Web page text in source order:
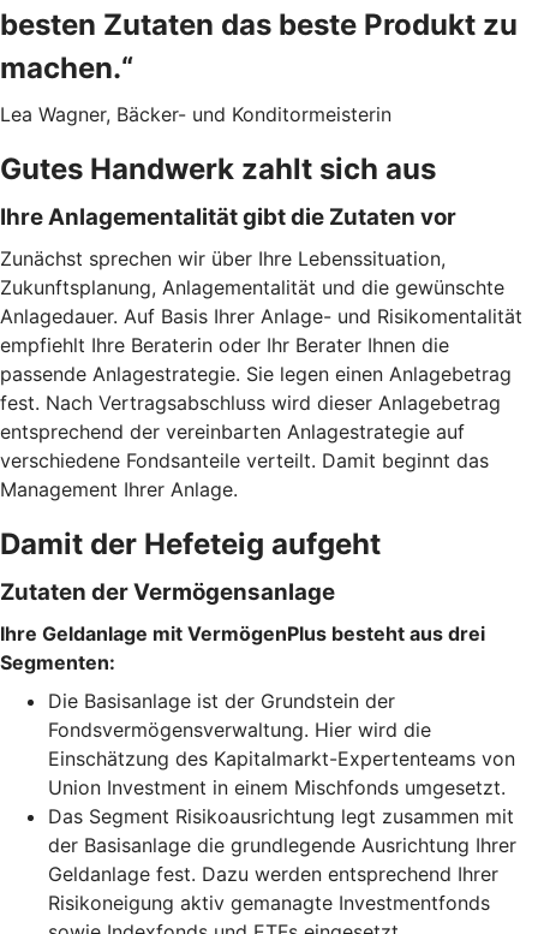
besten Zutaten das beste Produkt zu
machen.“
Lea Wagner, Bäcker- und Konditormeisterin
Gutes Handwerk zahlt sich aus
Ihre Anlagementalität gibt die Zutaten vor
Zunächst sprechen wir über Ihre Lebenssituation,
Zukunftsplanung, Anlagementalität und die gewünschte
Anlagedauer. Auf Basis Ihrer Anlage- und Risikomentalität
empfiehlt Ihre Beraterin oder Ihr Berater Ihnen die
passende Anlagestrategie. Sie legen einen Anlagebetrag
fest. Nach Vertragsabschluss wird dieser Anlagebetrag
entsprechend der vereinbarten Anlagestrategie auf
verschiedene Fondsanteile verteilt. Damit beginnt das
Management Ihrer Anlage.
Damit der Hefeteig aufgeht
Zutaten der Vermögensanlage
Ihre Geldanlage mit VermögenPlus besteht aus drei
Segmenten:
Die Basisanlage ist der Grundstein der
Fondsvermögensverwaltung. Hier wird die
Einschätzung des Kapitalmarkt-Expertenteams von
Union Investment in einem Mischfonds umgesetzt.
Das Segment Risikoausrichtung legt zusammen mit
der Basisanlage die grundlegende Ausrichtung Ihrer
Geldanlage fest. Dazu werden entsprechend Ihrer
Risikoneigung aktiv gemanagte Investmentfonds